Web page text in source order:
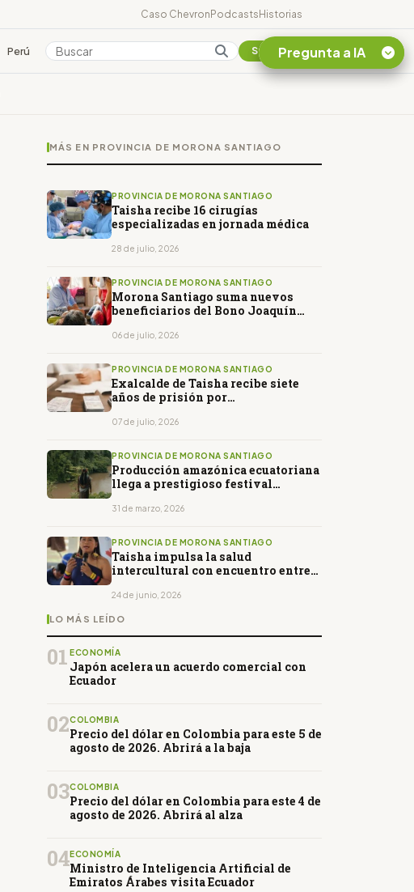
Caso ChevronPodcastsHistorias
Perú Colombia Suscribirse
MÁS EN PROVINCIA DE MORONA SANTIAGO
PROVINCIA DE MORONA SANTIAGO
Taisha recibe 16 cirugías
especializadas en jornada médica
28 de julio, 2026
PROVINCIA DE MORONA SANTIAGO
Morona Santiago suma nuevos
beneficiarios del Bono Joaquín
06 de julio, 2026
PROVINCIA DE MORONA SANTIAGO
Exalcalde de Taisha recibe siete
años de prisión por
07 de julio, 2026
PROVINCIA DE MORONA SANTIAGO
Producción amazónica ecuatoriana
llega a prestigioso festival
31 de marzo, 2026
PROVINCIA DE MORONA SANTIAGO
Taisha impulsa la salud
intercultural con encuentro entre
moderna
24 de junio, 2026
LO MÁS LEÍDO
01 ECONOMÍA
Japón acelera un acuerdo comercial con
Ecuador
02COLOMBIA
Precio del dólar en Colombia para este 5 de
agosto de 2026. Abrirá a la baja
03COLOMBIA
Precio del dólar en Colombia para este 4 de
agosto de 2026. Abrirá al alza
04ECONOMÍA
Ministro de Inteligencia Artificial de
Emiratos Árabes visita Ecuador
Pregunta a IA
¿En que consiste la